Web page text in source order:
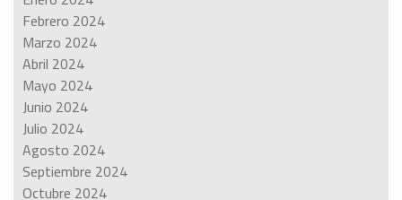
Febrero 2024
Marzo 2024
Abril 2024
Mayo 2024
Junio 2024
Julio 2024
Agosto 2024
Septiembre 2024
Octubre 2024